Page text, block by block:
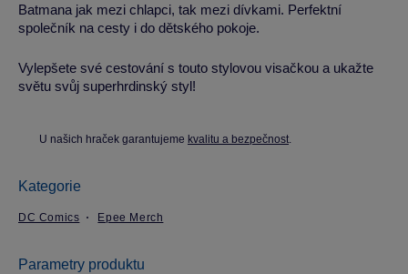
Batmana jak mezi chlapci, tak mezi dívkami. Perfektní
společník na cesty i do dětského pokoje.
Vylepšete své cestování s touto stylovou visačkou a ukažte
světu svůj superhrdinský styl!
U našich hraček garantujeme kvalitu a bezpečnost.
Kategorie
DC Comics Epee Merch
Parametry produktu